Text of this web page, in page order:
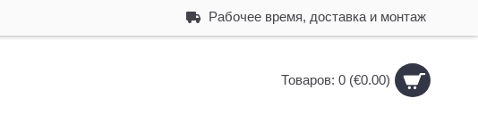
Рабочее время, доставка и монтаж
Товаров: 0 (€0.00)